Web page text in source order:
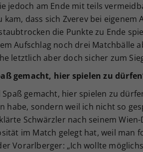
jedoch am Ende mit teils
kam, dass sich Zverev bei
die Punkte zu Ende
Aufschlag noch drei Matchbälle
letztlich aber doch sicher zum
gemacht, hier spielen zu
Spaß gemacht, hier spielen zu
habe, sondern weil ich nicht so
Schwärzler nach seinem
im Match gelegt hat, weil man
Vorarlberger: „Ich wollte